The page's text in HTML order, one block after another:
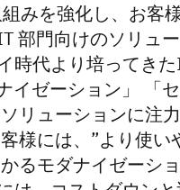
みを強化し、お客
部門向けのソリュ
時代より培ってき
イゼーション」 「
リューションに注
様には、”より使い
るモダナイゼーショ